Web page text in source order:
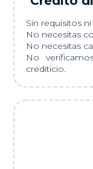
Sin requisitos
No necesitas
No necesitas
No
crediticio.